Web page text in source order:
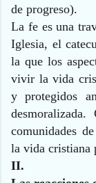
de progreso).
La fe es una
Iglesia, el
la que los
vivir la vida
y protegidos
comunidades
la vida cristiana
II.